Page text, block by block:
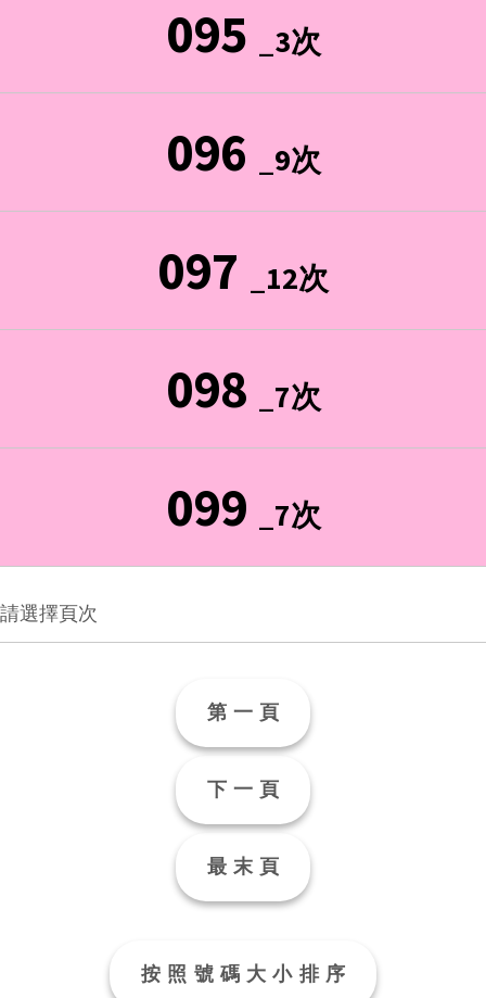
095 _3次
096 _9次
097 _12次
098 _7次
099 _7次
第一頁
下一頁
最末頁
按照號碼大小排序